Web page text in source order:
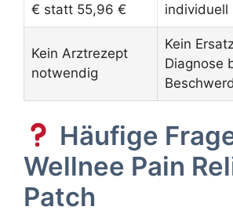
€ statt 55,96 €
individuell
Kein Arztrezept
notwendig
Kein
Diagnose
Häufige
Wellnee Pain
Patch